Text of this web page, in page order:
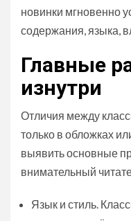
новинки мгновенно
содержания, языка,
Главные
изнутри
Отличия между
только в обложках
выявить основные
внимательный
Язык и стиль.